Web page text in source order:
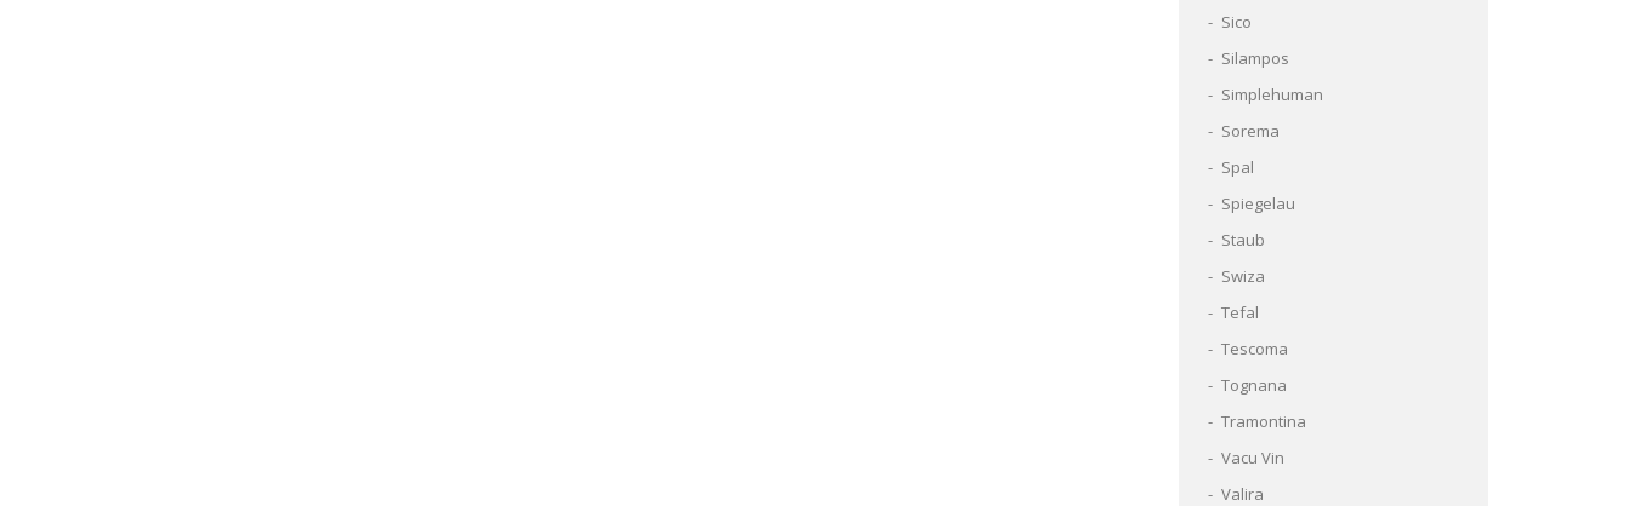
Sico
Silampos
Simplehuman
Sorema
Spal
Spiegelau
Staub
Swiza
Tefal
Tescoma
Tognana
Tramontina
Vacu Vin
Valira